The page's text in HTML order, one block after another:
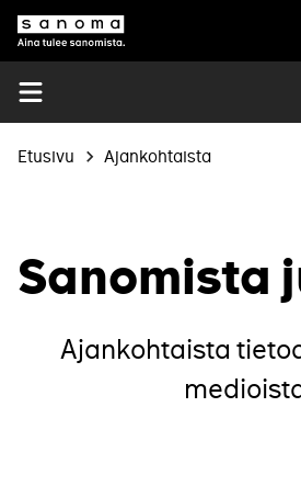
Sanoma
Open
menu
Murupolku
Etusivu Ajankohtaista
Sanomista
Ajankohtaista